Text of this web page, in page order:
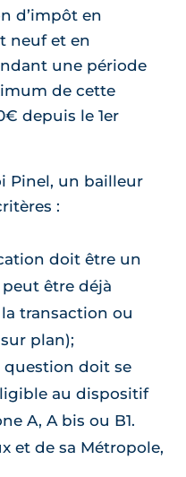
d’impôt en
neuf et en
une période
de cette
depuis le 1er
Pinel, un bailleur
:
doit être un
être déjà
transaction ou
plan);
question doit se
au dispositif
A, A bis ou B1.
et de sa Métropole,